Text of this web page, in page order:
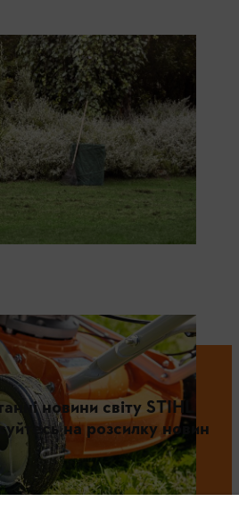
новини світу STIHL
на розсилку новин